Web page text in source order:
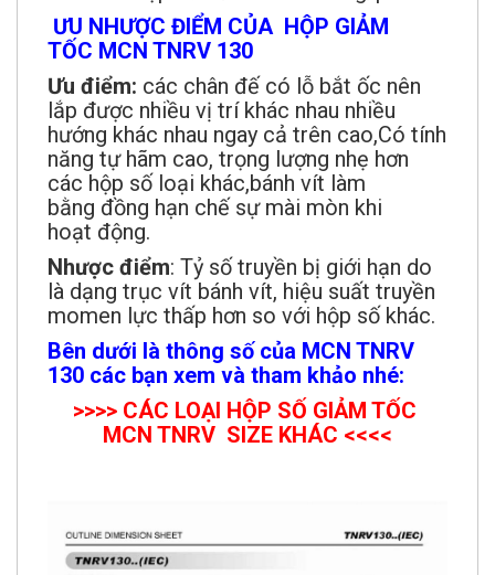
ƯU NHƯỢC ĐIỂM CỦA HỘP GIẢM
TỐC MCN TNRV 130
Ưu điểm: các chân đế có lỗ bắt ốc nên
lắp được nhiều vị trí khác nhau nhiều
hướng khác nhau ngay cả trên cao,Có tính
năng tự hãm cao, trọng lượng nhẹ hơn
các hộp số loại khác,bánh vít làm
bằng đồng hạn chế sự mài mòn khi
hoạt động.
Nhược điểm: Tỷ số truyền bị giới hạn do
là dạng trục vít bánh vít, hiệu suất truyền
momen lực thấp hơn so với hộp số khác.
Bên dưới là thông số của MCN TNRV
130 các bạn xem và tham khảo nhé:
>>>> CÁC LOẠI HỘP SỐ GIẢM TỐC
MCN TNRV SIZE KHÁC <<<<